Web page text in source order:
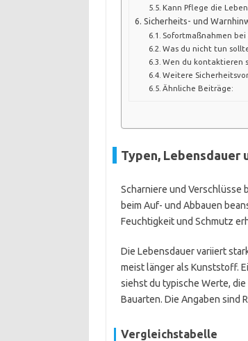
Kann Pflege die
Sicherheits- und
Sofortmaßnahmen
Was du nicht tun
Wen du kontaktieren
Weitere
Ähnliche Beiträge:
Typen, Lebensdauer
Scharniere und Verschlüsse
beim Auf- und Abbauen
Feuchtigkeit und Schmutz
Die Lebensdauer variiert
meist länger als Kunststoff.
siehst du typische Werte,
Bauarten. Die Angaben sind
Vergleichstabelle